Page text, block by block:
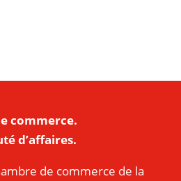
commerce.
d’affaires.
de commerce de la